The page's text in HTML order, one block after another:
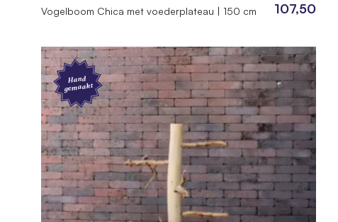
Vogelboom Chica met voederplateau | 150 cm 107,50
Hand
gemaakt